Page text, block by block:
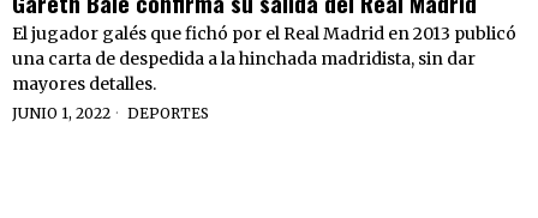
El jugador galés que fichó por el Real Madrid en 2013 publicó
una carta de despedida a la hinchada madridista, sin dar
mayores detalles.
JUNIO 1, 2022 DEPORTES